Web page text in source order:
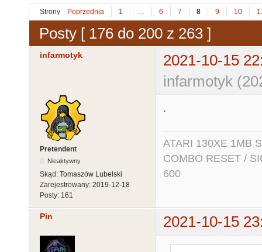
Strony Poprzednia 1 … 6 7 8 9 10
Posty [ 176 do 200 z 263 ]
infarmotyk
2021-10-15
infarmotyk
Pretendent
Nieaktywny
Skąd: Tomaszów Lubelski
Zarejestrowany: 2019-12-18
Posty: 161
.
ATARI 130XE 1MB
COMBO RESET /
600
Pin 2021-10-15